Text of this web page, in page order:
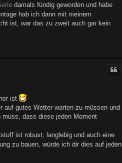
damals fündig geworden und habe
hab ich dann mit meinem
ist, war das zu zweit auch gar kein
ist
auf gutes Wetter warten zu müssen und
dass diese jeden Moment
ist robust, langlebig und auch eine
zu bauen, würde ich dir dies auf jeden